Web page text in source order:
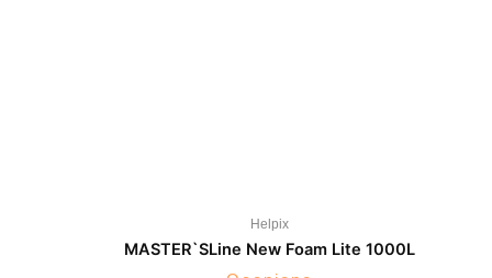
Helpix
MASTER`SLine New Foam Lite 1000L